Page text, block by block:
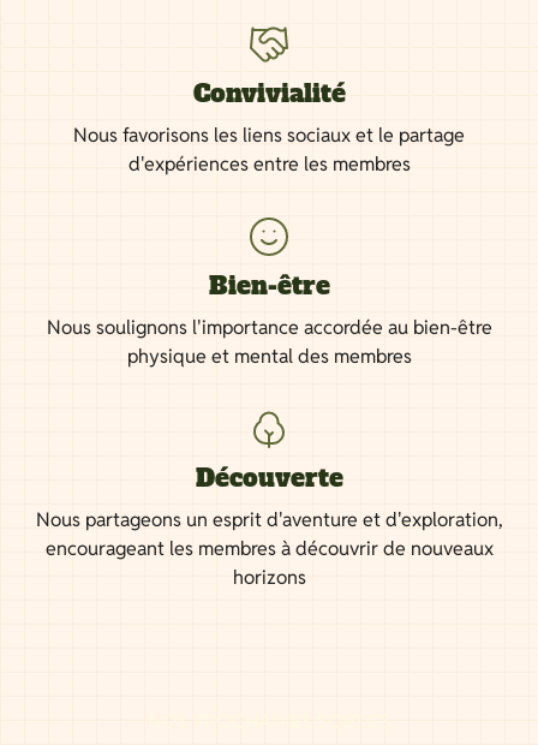
Convivialité
Nous favorisons les liens sociaux et le partage
d'expériences entre les membres
Bien-être
Nous soulignons l'importance accordée au bien-être
physique et mental des membres
Découverte
Nous partageons un esprit d'aventure et d'exploration,
encourageant les membres à découvrir de nouveaux
horizons